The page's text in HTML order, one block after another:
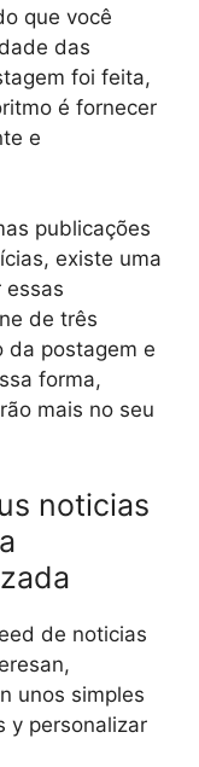
que você
das
foi feita,
é fornecer
e
publicações
existe uma
essas
de três
da postagem e
forma,
mais no seu
noticias
de noticias
unos simples
y personalizar